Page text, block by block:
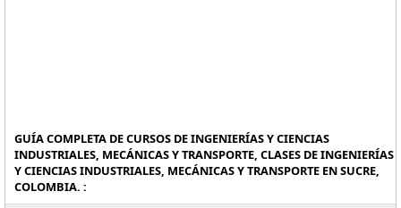
GUÍA COMPLETA DE CURSOS DE INGENIERÍAS Y CIENCIAS
INDUSTRIALES, MECÁNICAS Y TRANSPORTE, CLASES DE INGENIERÍAS
Y CIENCIAS INDUSTRIALES, MECÁNICAS Y TRANSPORTE EN SUCRE,
COLOMBIA. :